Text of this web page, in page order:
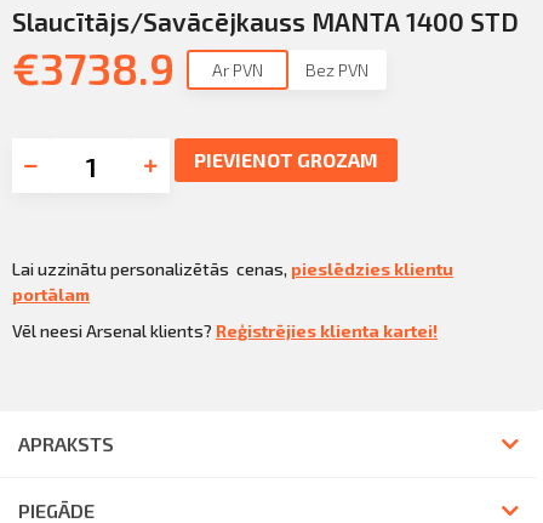
Slaucītājs/Savācējkauss MANTA 1400 STD
€3738.9 Ar PVN Bez PVN
PIEVIENOT GROZAM
Lai uzzinātu personalizētās cenas, pieslēdzies klientu
portālam
Vēl neesi Arsenal klients? Reģistrējies klienta kartei!
APRAKSTS
PIEGĀDE